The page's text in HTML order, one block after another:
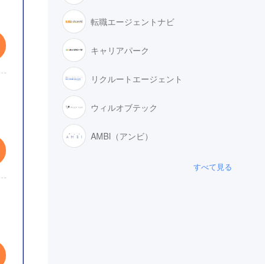
転職エージェントナビ
キャリアパーク
リクルートエージェント
ウィルオブテック
AMBI（アンビ）
すべて見る